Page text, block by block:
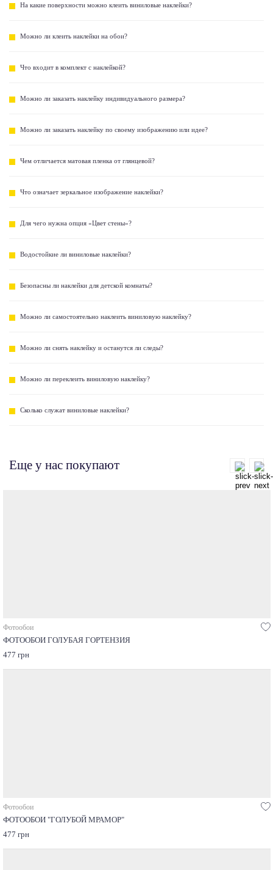
На какие поверхности можно клеить виниловые наклейки?
Можно ли клеить наклейки на обои?
Что входит в комплект с наклейкой?
Можно ли заказать наклейку индивидуального размера?
Можно ли заказать наклейку по своему изображению или идее?
Чем отличается матовая пленка от глянцевой?
Что означает зеркальное изображение наклейки?
Для чего нужна опция «Цвет стены»?
Водостойкие ли виниловые наклейки?
Безопасны ли наклейки для детской комнаты?
Можно ли самостоятельно наклеить виниловую наклейку?
Можно ли снять наклейку и останутся ли следы?
Можно ли переклеить виниловую наклейку?
Сколько служат виниловые наклейки?
Еще у нас покупают
Фотообои
ФОТООБОИ ГОЛУБАЯ ГОРТЕНЗИЯ
477 грн
Фотообои
ФОТООБОИ "ГОЛУБОЙ МРАМОР"
477 грн